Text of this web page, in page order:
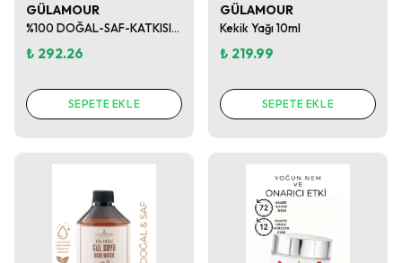
GÜLAMOUR
%100 DOĞAL-SAF-KATKISIZ JOJOBA YAĞI 30ML
₺ 292.26
SEPETE EKLE
GÜLAMOUR
Kekik Yağı 10ml
₺ 219.99
SEPETE EKLE